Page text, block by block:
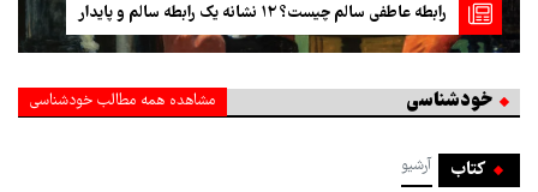
یک ماه «درمان با طرد شدن» را امتحان کردم تا اضطراب اجتماعیم را
کاهش دهم — این تجربه چه چیزی را نشان داد؟
خودشناسی مشاهده همه مطالب خودشناسی
کتاب آرشیو